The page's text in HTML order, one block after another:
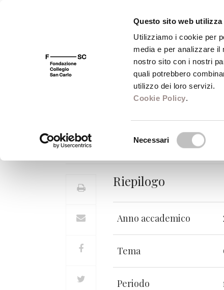
Questo sito web utilizza
Utilizziamo i cookie per
media e per analizzare
nostro sito con i nostri
quali potrebbero
utilizzo dei loro servizi.
Cookie Policy.
Necessari
FSC 400 Fondazione
Corsi Anno
Corso, febbraio - giugno 2005
Riepilogo
Anno accademico
Tema
Periodo